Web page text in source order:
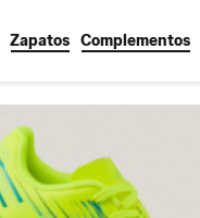
Zapatos Complementos